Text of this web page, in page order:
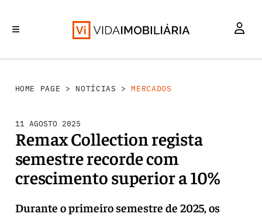
HOME PAGE > NOTÍCIAS >MERCADOS
11 AGOSTO 2025
Remax Collection regista
semestre recorde com
crescimento superior a 10%
Durante o primeiro semestre de 2025, os